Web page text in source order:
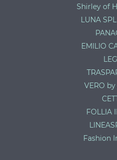
Shirley of
LUNA
EMILIO
VERO
FOLLIA
Fashion